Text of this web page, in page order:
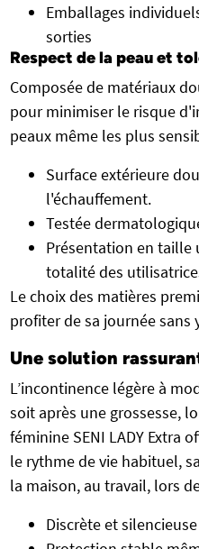
Emballages
sorties
Respect de la peau et
Composée de matériaux
pour minimiser le risque
peaux même les plus
Surface extérieure
l'échauffement.
Testée
Présentation en taille
totalité des
Le choix des matières
profiter de sa journée sans
Une solution
L’incontinence légère à
soit après une grossesse,
féminine SENI LADY Extra
le rythme de vie habituel,
la maison, au travail, lors
Discrète et